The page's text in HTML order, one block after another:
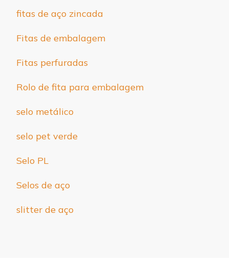
fitas de aço zincada
Fitas de embalagem
Fitas perfuradas
Rolo de fita para embalagem
selo metálico
selo pet verde
Selo PL
Selos de aço
slitter de aço